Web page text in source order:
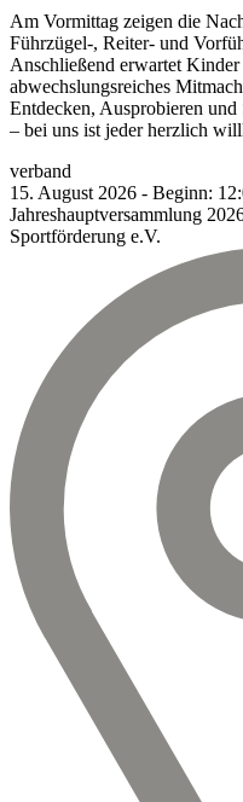
Am Vormittag zeigen die
Führzügel-, Reiter- und
Anschließend erwartet
abwechslungsreiches
Entdecken, Ausprobieren
– bei uns ist jeder herzlich
verband
15. August 2026 - Beginn:
Jahreshauptversammlung
Sportförderung e.V.